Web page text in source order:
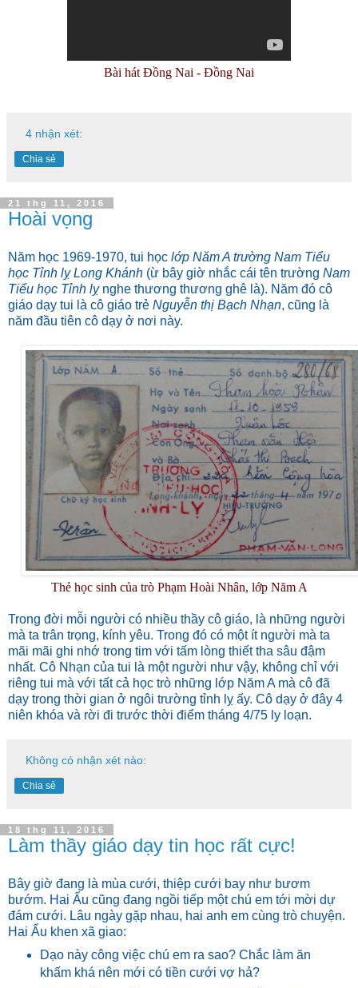
Bài hát Đồng Nai - Đồng Nai
4 nhận xét:
Chia sẻ
21 thg 11, 2016
Hoài vọng
Năm học 1969-1970, tui học lớp Năm A trường Nam Tiểu
học Tỉnh lỵ Long Khánh (ừ bây giờ nhắc cái tên trường Nam
Tiểu học Tỉnh lỵnghe thương thương ghê là). Năm đó cô
giáo dạy tui là cô giáo trẻ Nguyễn thị Bạch Nhạn, cũng là
năm đầu tiên cô dạy ở nơi này.
Thẻ học sinh của trò Phạm Hoài Nhân, lớp Năm A
Trong đời mỗi người có nhiều thầy cô giáo, là những người
mà ta trân trọng, kính yêu. Trong đó có một ít người mà ta
mãi mãi ghi nhớ trong tim với tấm lòng thiết tha sâu đậm
nhất. Cô Nhạn của tui là một người như vậy, không chỉ với
riêng tui mà với tất cả học trò những lớp Năm A mà cô đã
dạy trong thời gian ở ngôi trường tỉnh lỵ ấy. Cô dạy ở đây 4
niên khóa và rời đi trước thời điểm tháng 4/75 ly loạn.
Không có nhận xét nào:
Chia sẻ
18 thg 11, 2016
Làm thầy giáo dạy tin học rất cực!
Bây giờ đang là mùa cưới, thiệp cưới bay như bươm
bướm. Hai Ẩu cũng đang ngồi tiếp một chú em tới mời dự
đám cưới. Lâu ngày gặp nhau, hai anh em cùng trò chuyện.
Hai Ẩu khen xã giao:
Dạo này công việc chú em ra sao? Chắc làm ăn
khấm khá nên mới có tiền cưới vợ hả?